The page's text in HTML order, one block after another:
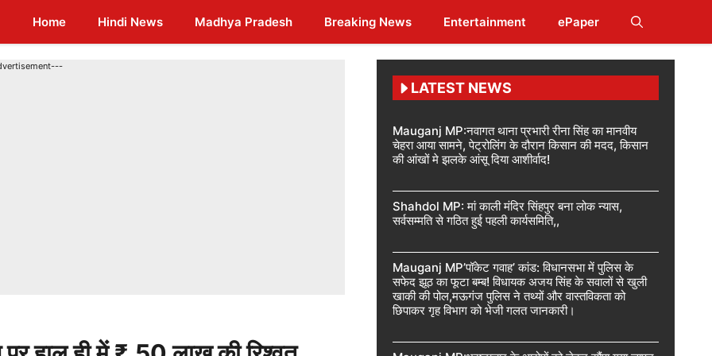
Home Hindi News Madhya Pradesh Breaking News Entertainment ePaper
LATEST NEWS
Mauganj MP:नवागत थाना प्रभारी रीना सिंह का मानवीय
चेहरा आया सामने, पेट्रोलिंग के दौरान किसान की मदद, किसान
की आंखों मे झलके आंसू दिया आशीर्वाद!
Shahdol MP: मां काली मंदिर सिंहपुर बना लोक न्यास,
सर्वसम्मति से गठित हुई पहली कार्यसमिति,,
Mauganj MP’पॉकेट गवाह’ कांड: विधानसभा में पुलिस के
सफेद झूठ का फूटा बम्ब! विधायक अजय सिंह के सवालों से खुली
खाकी की पोल,मऊगंज पुलिस ने तथ्यों और वास्तविकता को
छिपाकर गृह विभाग को भेजी गलत जानकारी।